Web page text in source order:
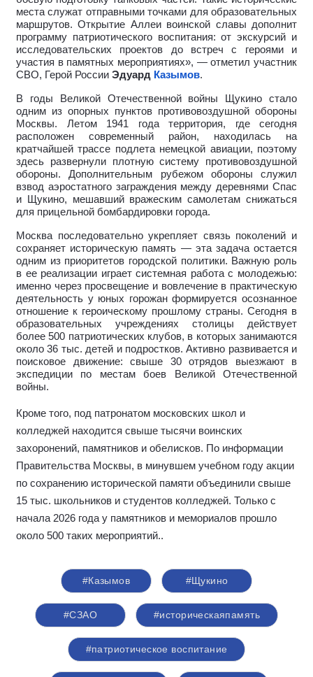
места служат отправными точками для образовательных
маршрутов. Открытие Аллеи воинской славы дополнит
программу патриотического воспитания: от экскурсий и
исследовательских проектов до встреч с героями и
участия в памятных мероприятиях», — отметил участник
СВО, Герой России Эдуард Казымов.
В годы Великой Отечественной войны Щукино стало
одним из опорных пунктов противовоздушной обороны
Москвы. Летом 1941 года территория, где сегодня
расположен современный район, находилась на
кратчайшей трассе подлета немецкой авиации, поэтому
здесь развернули плотную систему противовоздушной
обороны. Дополнительным рубежом обороны служил
взвод аэростатного заграждения между деревнями Спас
и Щукино, мешавший вражеским самолетам снижаться
для прицельной бомбардировки города.
Москва последовательно укрепляет связь поколений и
сохраняет историческую память — эта задача остается
одним из приоритетов городской политики. Важную роль
в ее реализации играет системная работа с молодежью:
именно через просвещение и вовлечение в практическую
деятельность у юных горожан формируется осознанное
отношение к героическому прошлому страны. Сегодня в
образовательных учреждениях столицы действует
более 500 патриотических клубов, в которых занимаются
около 36 тыс. детей и подростков. Активно развивается и
поисковое движение: свыше 30 отрядов выезжают в
экспедиции по местам боев Великой Отечественной
войны.
Кроме того, под патронатом московских школ и
колледжей находится свыше тысячи воинских
захоронений, памятников и обелисков. По информации
Правительства Москвы, в минувшем учебном году акции
по сохранению исторической памяти объединили свыше
15 тыс. школьников и студентов колледжей. Только с
начала 2026 года у памятников и мемориалов прошло
около 500 таких мероприятий..
#Казымов #Щукино
#СЗАО #историческаяпамять
#патриотическое воспитание